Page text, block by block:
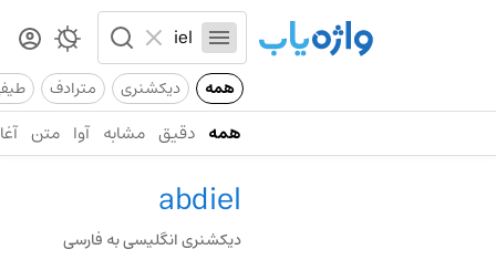
همه دیکشنری مترادف
همه دقیق مشابه آوا متن
abdiel
دیکشنری انگلیسی به فارسی